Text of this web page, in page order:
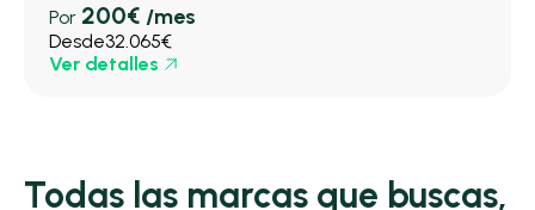
Por 200€ /mes
Desde32.065€
Ver detalles
Todas las marcas que buscas,